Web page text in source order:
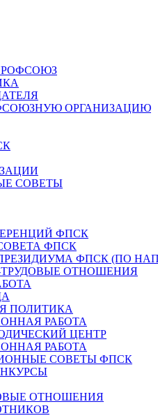
ОРГАНИЗАЦИЮ
СОВЕТЫ
ФПСК
ФПСК
ФПСК (ПО
ОТНОШЕНИЯ
ПОЛИТИКА
РАБОТА
ЦЕНТР
РАБОТА
СОВЕТЫ ФПСК
ОТНОШЕНИЯ